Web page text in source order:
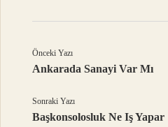
Önceki Yazı
Ankarada Sanayi Var Mı
Sonraki Yazı
Başkonsolosluk Ne Iş Yapar